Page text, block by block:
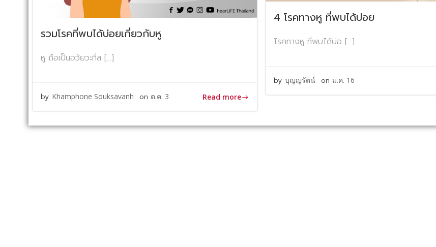
4 โรคทางหู ที่พบได้บ่อย
โรคทางหู ที่พบได้บ่อ […]
by บุญญรัตน์ on ม.ค. 16
รวมโรคที่พบได้บ่อยเกี่ยวกับหู
หู ถือเป็นอวัยวะที่ส […]
by Khamphone Souksavanh on ต.ค. 3 Read more